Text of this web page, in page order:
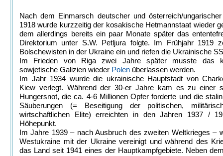
Nach dem Einmarsch deutscher und österreich/ungarischer
1918 wurde kurzzeitig der kosakische Hetmannstaat wieder
dem allerdings bereits ein paar Monate später das
Direktorium unter S.W. Petljura folgte. Im Frühjahr 1919
Bolschewisten in der Ukraine ein und riefen die Ukrainische
Im Frieden von Riga zwei Jahre später musste das
sowjetische Galizien wieder Polen überlassen werden.
Im Jahr 1934 wurde die ukrainische Hauptstadt von
Kiew verlegt. Während der 30-er Jahre kam es zu einer
Hungersnot, die ca. 4-6 Millionen Opfer forderte und die
Säuberungen (= Beseitigung der politischen,
wirtschaftlichen Elite) erreichten in den Jahren 1937 /
Höhepunkt.
Im Jahre 1939 – nach Ausbruch des zweiten Weltkrieges –
Westukraine mit der Ukraine vereinigt und während des
das Land seit 1941 eines der Hauptkampfgebiete. Neben